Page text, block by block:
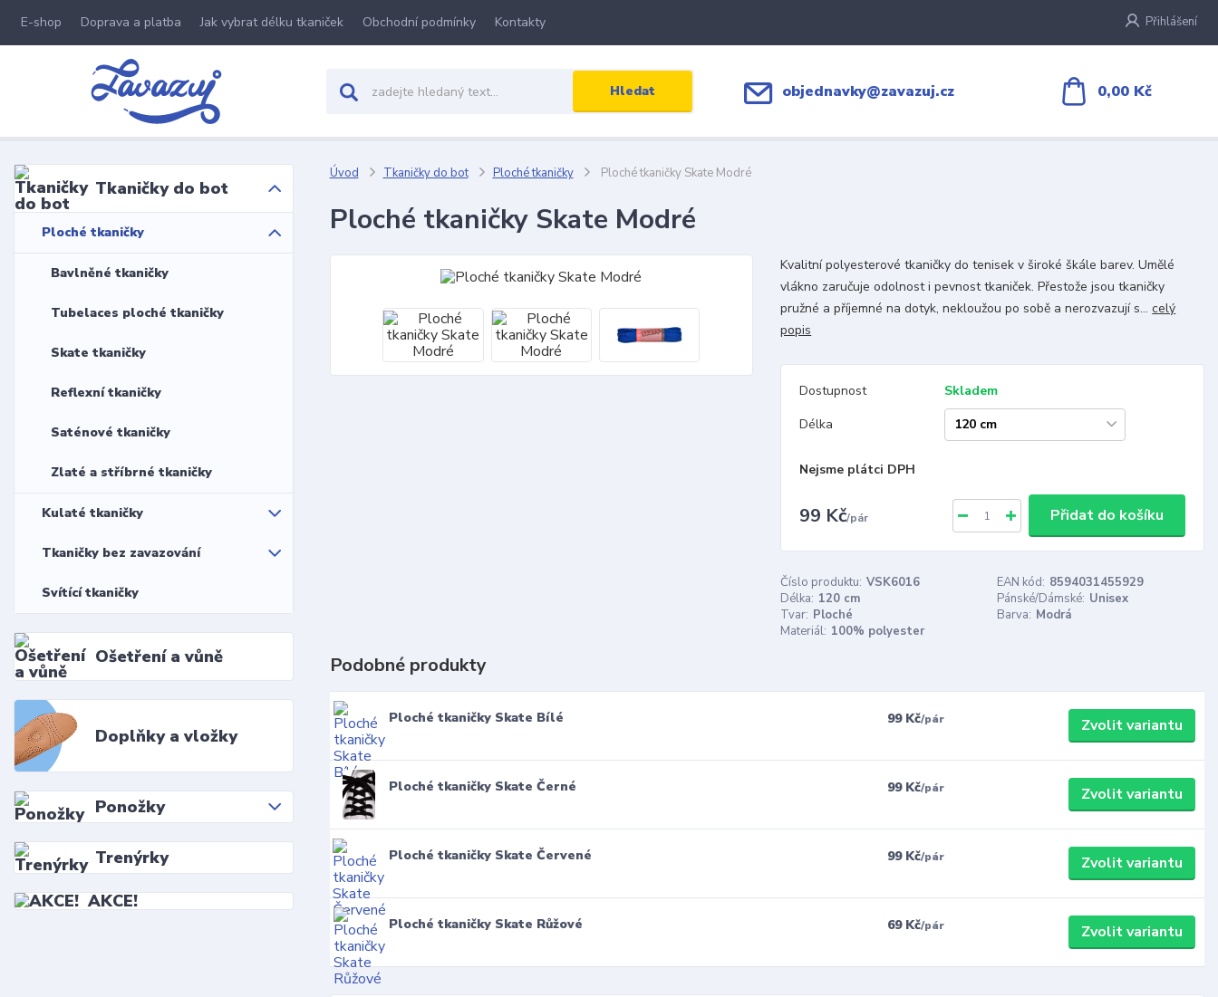
E-shop Doprava a platba Jak vybrat délku tkaniček Obchodní podmínky Kontakty Přihlášení
Hledat objednavky@zavazuj.cz 0,00 Kč
Tkaničky do bot
Ploché tkaničky
Bavlněné tkaničky
Tubelaces ploché tkaničky
Skate tkaničky
Reflexní tkaničky
Saténové tkaničky
Zlaté a stříbrné tkaničky
Kulaté tkaničky
Tkaničky bez zavazování
Svítící tkaničky
Ošetření a vůně
Doplňky a vložky
Ponožky
Trenýrky
AKCE!
Úvod Tkaničky do bot Ploché tkaničky Ploché tkaničky Skate Modré
Ploché tkaničky Skate Modré
Kvalitní polyesterové tkaničky do tenisek v široké škále barev. Umělé
vlákno zaručuje odolnost i pevnost tkaniček. Přestože jsou tkaničky
pružné a příjemné na dotyk, nekloužou po sobě a nerozvazují s...celý
popis
Dostupnost
Skladem
Délka
Nejsme plátci DPH
99 Kč/pár Přidat do košíku
Číslo produktu: VSK6016 EAN kód: 8594031455929
Délka: 120 cm Pánské/Dámské: Unisex
Tvar: Ploché Barva: Modrá
Materiál: 100% polyester
Podobné produkty
Ploché tkaničky Skate Bílé 99 Kč/pár Zvolit variantu
Ploché tkaničky Skate Černé 99 Kč/pár Zvolit variantu
Ploché tkaničky Skate Červené 99 Kč/pár Zvolit variantu
Ploché tkaničky Skate Růžové 69 Kč/pár Zvolit variantu